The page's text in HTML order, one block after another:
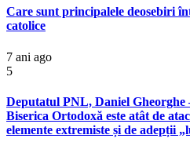
Care sunt principalele deosebiri
catolice
7 ani ago
5
Deputatul PNL, Daniel Gheorghe
Biserica Ortodoxă este atât de
elemente extremiste și de adepții